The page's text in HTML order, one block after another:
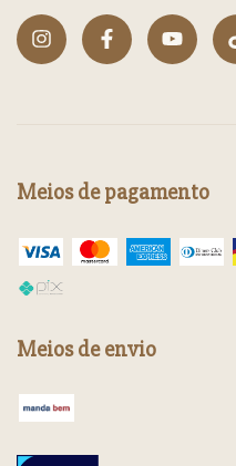
Meios de pagamento
Meios de envio